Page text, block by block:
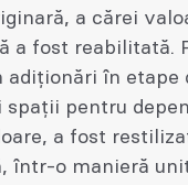
a cărei
a fost reabilitată.
adiționări în etape
spații pentru
a fost
într-o manieră